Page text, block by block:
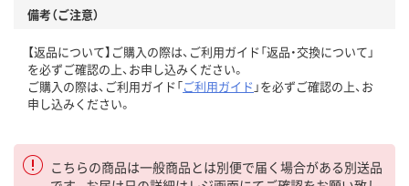
備考（ご注意）
【返品について】ご購入の際は、ご利用ガイド「返品・交換について」
を必ずご確認の上、お申し込みください。
ご購入の際は、ご利用ガイド「ご利用ガイド 」を必ずご確認の上、お
申し込みください。
こちらの商品は一般商品とは別便で届く場合がある別送品